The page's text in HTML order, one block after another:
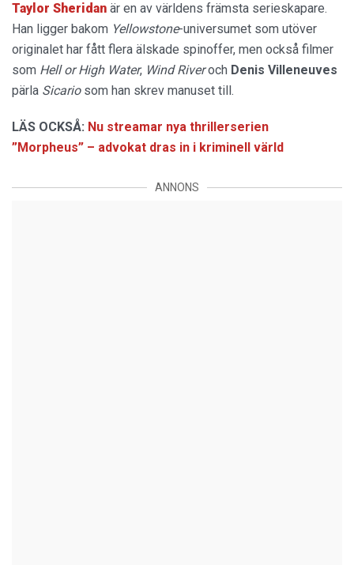
Taylor Sheridan är en av världens främsta serieskapare.
Han ligger bakom Yellowstone-universumet som utöver
originalet har fått flera älskade spinoffer, men också filmer
som Hell or High Water, Wind Riveroch Denis Villeneuves
pärla Sicario som han skrev manuset till.
LÄS OCKSÅ: Nu streamar nya thrillerserien
”Morpheus” – advokat dras in i kriminell värld
ANNONS